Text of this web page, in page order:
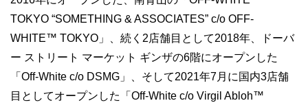
TOKYO “SOMETHING & ASSOCIATES” c/o OFF-
WHITE™ TOKYO」、続く2店舗目として2018年、ドーバ
ー ストリート マーケット ギンザの6階にオープンした
「Off-White c/o DSMG」、そして2021年7月に国内3店舗
目としてオープンした「Off-White c/o Virgil Abloh™